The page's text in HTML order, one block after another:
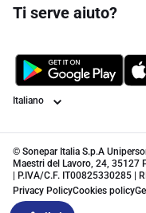
Ti serve aiuto?
Lingua
© Sonepar Italia S.p.A
Maestri del Lavoro, 24, 35127
| P.IVA/C.F. IT00825330285 |
Privacy PolicyCookies policy